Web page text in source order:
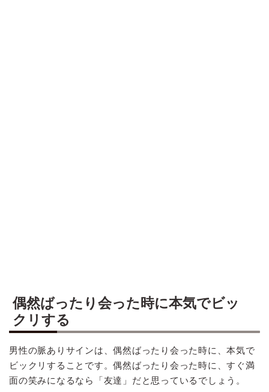
偶然ばったり会った時に本気でビッ
クリする
男性の脈ありサインは、偶然ばったり会った時に、本気で
ビックリすることです。偶然ばったり会った時に、すぐ満
面の笑みになるなら「友達」だと思っているでしょう。